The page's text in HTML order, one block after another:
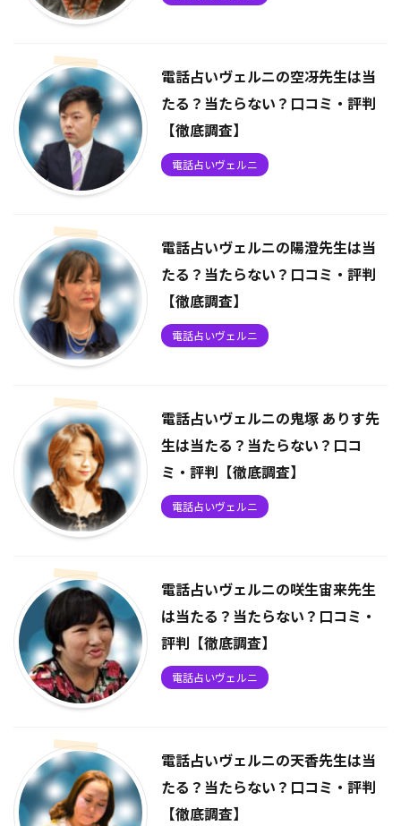
電話占いヴェルニの空冴先生は当
たる？当たらない？口コミ・評判
【徹底調査】
電話占いヴェルニ
電話占いヴェルニの陽澄先生は当
たる？当たらない？口コミ・評判
【徹底調査】
電話占いヴェルニ
電話占いヴェルニの鬼塚 ありす先
生は当たる？当たらない？口コ
ミ・評判【徹底調査】
電話占いヴェルニ
電話占いヴェルニの咲生宙来先生
は当たる？当たらない？口コミ・
評判【徹底調査】
電話占いヴェルニ
電話占いヴェルニの天香先生は当
たる？当たらない？口コミ・評判
【徹底調査】